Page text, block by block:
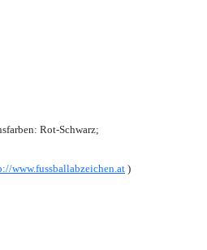
Rot-Schwarz;
www.fussballabzeichen.at )